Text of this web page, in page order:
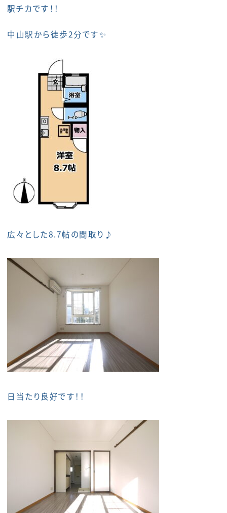
駅チカです！！
中山駅から徒歩2分です✨
広々とした8.7帖の間取り♪
日当たり良好です！！